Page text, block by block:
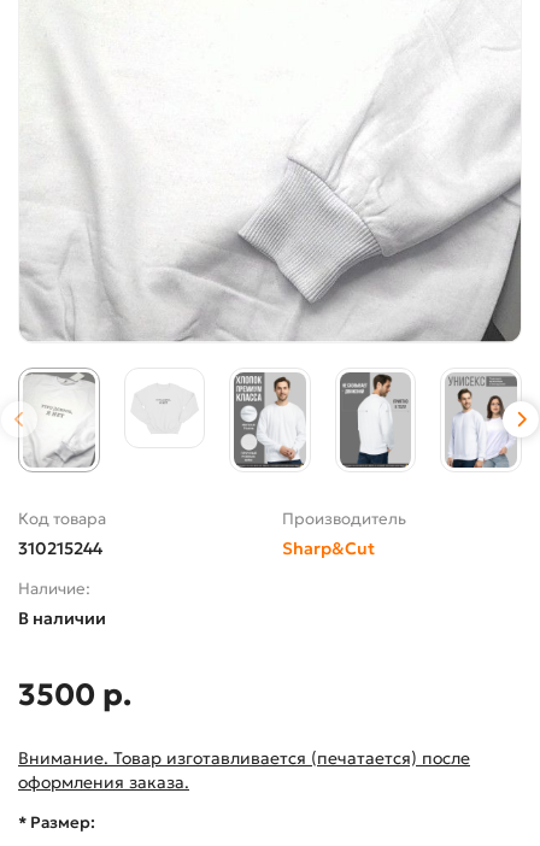
Код товара
310215244
Производитель
Sharp&Cut
Наличие:
В наличии
3500 р.
Внимание. Товар изготавливается (печатается) после
оформления заказа.
* Размер: